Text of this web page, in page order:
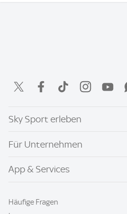
Sky Sport erleben
Für Unternehmen
App & Services
Häufige Fragen